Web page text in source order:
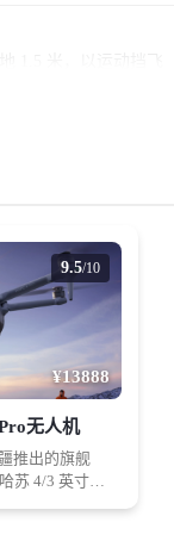
1.5 米，以运动挡飞
环境、使用方式、
APAS、关闭
同的外部环境、使
刹停、相机设置为
9.5/10
¥13888
无人机
推出的旗舰
苏 4/3 英寸 1